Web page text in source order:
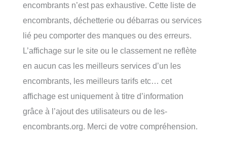
encombrants n’est pas exhaustive. Cette liste de
encombrants, déchetterie ou débarras ou services
lié peu comporter des manques ou des erreurs.
L’affichage sur le site ou le classement ne reflète
en aucun cas les meilleurs services d’un les
encombrants, les meilleurs tarifs etc… cet
affichage est uniquement à titre d’information
grâce à l’ajout des utilisateurs ou de les-
encombrants.org. Merci de votre compréhension.